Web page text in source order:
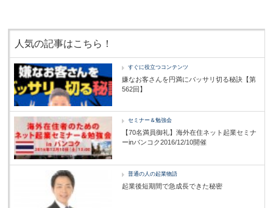
人気の記事はこちら！
すぐに役立つコンテンツ
嫌なお客さんを円満にバッサリ切る秘訣【第
562回】
セミナー＆勉強会
【70名満員御礼】海外在住ネット起業セミナ
ーinバンコク2016/12/10開催
普通の人の起業物語
起業後短期間で急成長できた秘密